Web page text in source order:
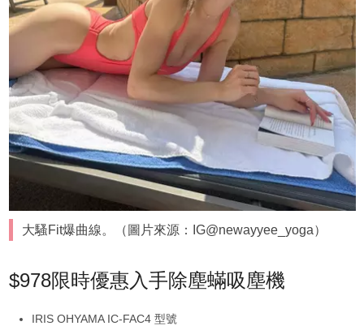
大騷Fit爆曲線。（圖片來源：IG@newayyee_yoga）
$978限時優惠入手除塵蟎吸塵機
IRIS OHYAMA IC-FAC4 型號